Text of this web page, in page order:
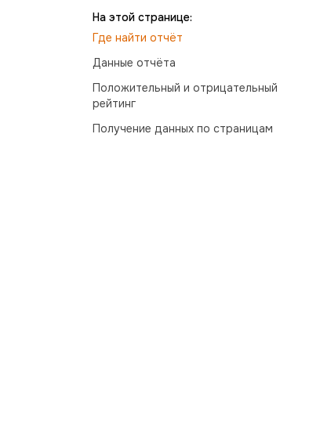
На этой странице:
Где найти отчёт
Данные отчёта
Положительный и отрицательный
рейтинг
Получение данных по страницам